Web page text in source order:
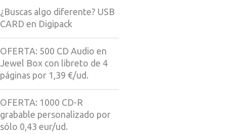
¿Buscas algo diferente? USB
CARD en Digipack
OFERTA: 500 CD Audio en
Jewel Box con libreto de 4
páginas por 1,39 €/ud.
OFERTA: 1000 CD-R
grabable personalizado por
sólo 0,43 eur/ud.